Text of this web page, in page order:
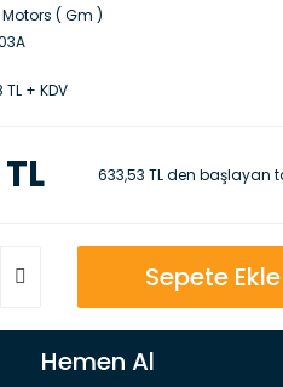
( Gm )
+ KDV
633,53 TL den başlayan
Sepete Ekle
Hemen Al